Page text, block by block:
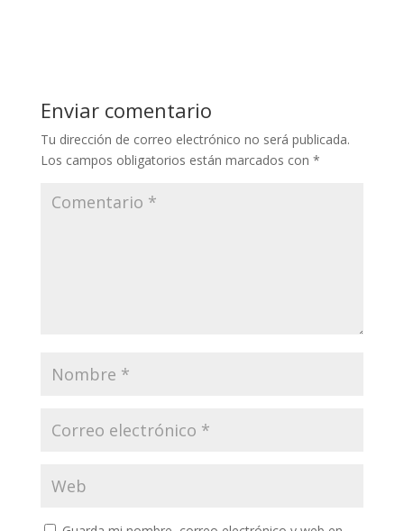
Enviar comentario
Tu dirección de correo electrónico no será publicada.
Los campos obligatorios están marcados con *